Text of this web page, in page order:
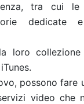
tra cui le
loro
possono fare
video che